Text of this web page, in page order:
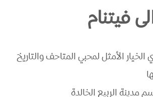
فيتنام
الأمثل لمحبي المتاحف والتاريخ
الربيع الخالدة